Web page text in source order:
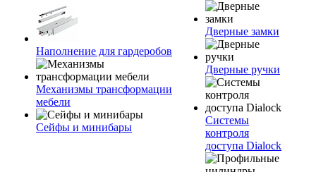
Наполнение для гардеробов
Механизмы трансформации
мебели
Сейфы и минибары
Дверные замки
Дверные ручки
Системы
контроля
доступа Dialock